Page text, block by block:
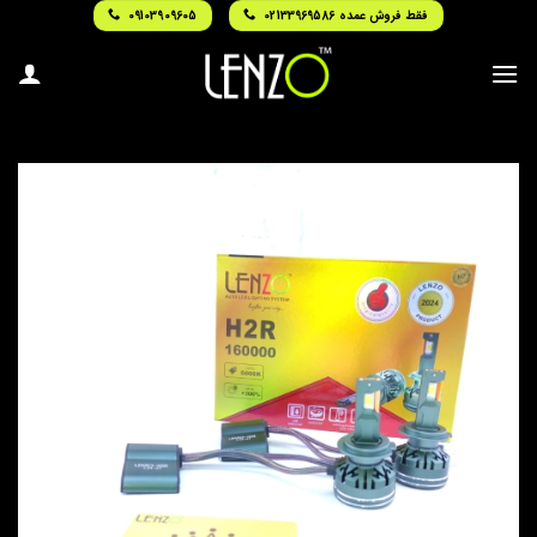
content
فقط فروش عمده 02133969586 09103909605